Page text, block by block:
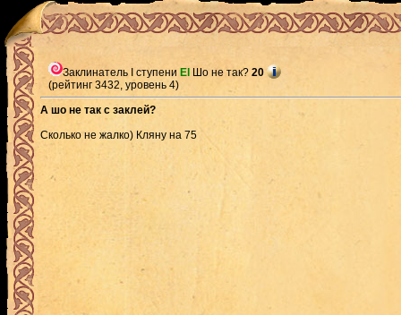
Заклинатель I ступени El Шо не так? 20
(рейтинг 3432, уровень 4)
А шо не так с заклей?
Сколько не жалко) Кляну на 75